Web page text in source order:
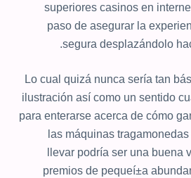
superiores casinos en
paso de asegurar la
segura desplazándolo
Lo cual quizá nunca serí­a tan
ilustración así­ como un sentido
para enterarse acerca de cómo
las máquinas
llevar podrí­a ser una buena
premios de pequeí±a